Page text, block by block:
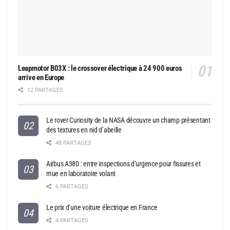
Leapmotor B03X : le crossover électrique à 24 900 euros
arrive en Europe
12 PARTAGES
Le rover Curiosity de la NASA découvre un champ présentant
des textures en nid d’abeille
48 PARTAGES
Airbus A380 : entre inspections d’urgence pour fissures et
mue en laboratoire volant
6 PARTAGES
Le prix d’une voiture électrique en France
4 PARTAGES